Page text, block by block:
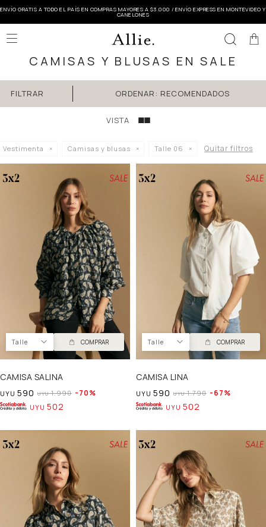
ENVÍO GRATIS A TODO EL PAÍS EN COMPRAS MAYORES A $3.000 / ENVÍO EXPRESS EN MONTEVIDEO Y
CANELONES

CAMISAS Y BLUSAS EN SALE
RECOMENDADOS
Vestimenta Camisas y blusas Talle 06 Quitar filtros
Talle COMPRAR
CAMISA SALINA
UYU 590 UYU 1.990 70
UYU 502
Talle COMPRAR
CAMISA LINA
UYU 590 UYU 1.790 67
UYU 502